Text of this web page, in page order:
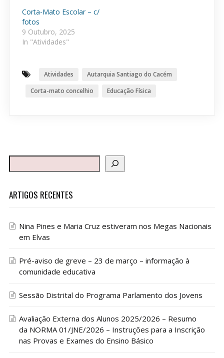
Corta-Mato Escolar – c/
fotos
9 Outubro, 2025
In "Atividades"
Atividades
Autarquia Santiago do Cacém
Corta-mato concelhio
Educação Física
ARTIGOS RECENTES
Nina Pines e Maria Cruz estiveram nos Megas Nacionais
em Elvas
Pré-aviso de greve – 23 de março – informação à
comunidade educativa
Sessão Distrital do Programa Parlamento dos Jovens
Avaliação Externa dos Alunos 2025/2026 – Resumo
da NORMA 01/JNE/2026 – Instruções para a Inscrição
nas Provas e Exames do Ensino Básico